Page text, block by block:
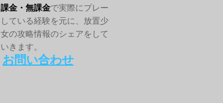
お問い合わせ
課金・無課金で実際にプレー
している経験を元に、放置少
女の攻略情報のシェアをして
いきます。